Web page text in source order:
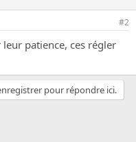
#2
patience, ces régler
pour répondre ici.